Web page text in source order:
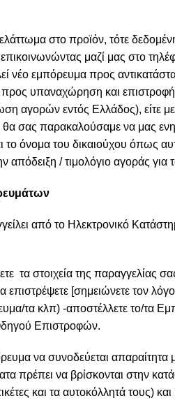
στο προϊόν, τότε
μαζί μας στο
νέο εμπόρευμα προς
υπαναχώρηση και
αγορών εντός Ελλάδος), είτε
σας παρακαλούσαμε να μας
όνομα του δικαιούχου όπως
/ τιμολόγιο αγοράς
από το Ηλεκτρονικό
στοιχεία της παραγγελίας
[σημειώνετε τον
τα κλπ) -αποστέλλετε το/τα
Επιστροφών.
να συνοδεύεται
πρέπει να βρίσκονται στην
και τα αυτοκόλλητά